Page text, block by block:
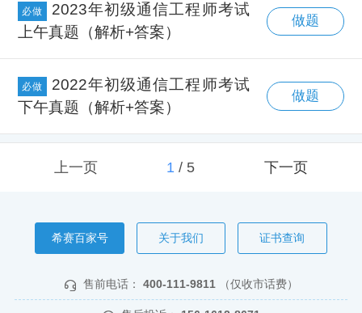
必做
2023年初级通信工程师考试
上午真题（解析+答案）
做题
必做
2022年初级通信工程师考试
下午真题（解析+答案）
做题
上一页 1/ 5 下一页
希赛百家号 关于我们 证书查询
售前电话： 400-111-9811 （仅收市话费）